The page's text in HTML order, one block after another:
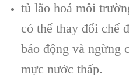
tủ lão hoá môi
có thể thay đổi chế
báo động và ngừng
mực nước thấp.